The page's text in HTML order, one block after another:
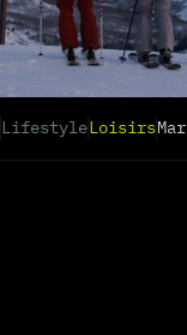
LifestyleLoisirs